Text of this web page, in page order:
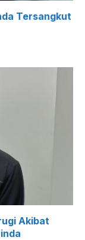
Tersangkut
Akibat